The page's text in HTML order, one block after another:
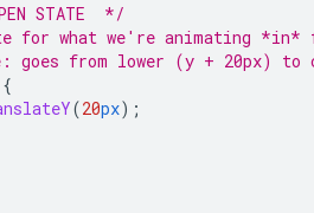
STATE  */
what we're animating *in*
goes from lower (y + 20px) to
{
(20px);